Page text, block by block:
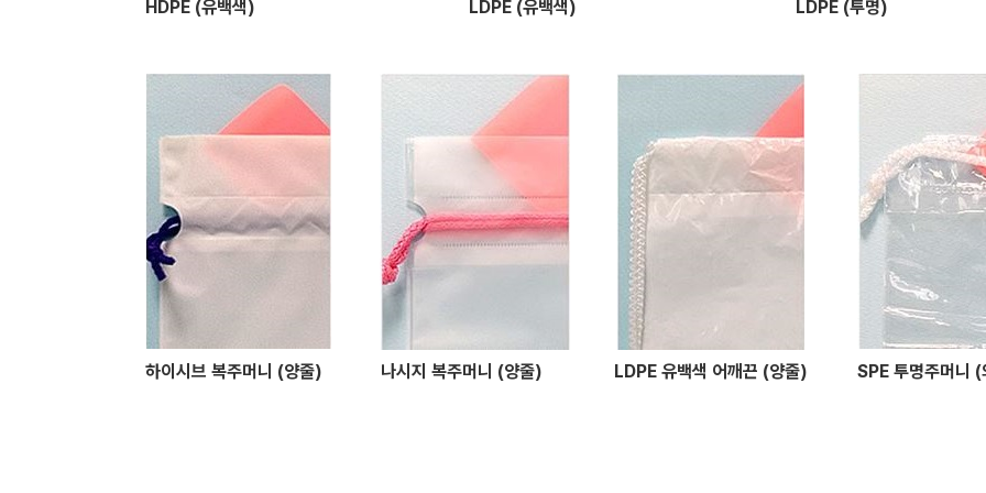
HDPE (유백색) LDPE (유백색) LDPE (투명)
하이시브 복주머니 (양줄) 나시지 복주머니 (양줄) LDPE 유백색 어깨끈 (양줄) SPE 투명주머니